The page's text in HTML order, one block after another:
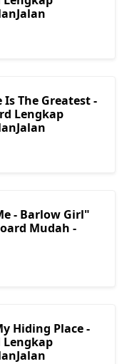
The Greatest -
Lengkap
- Barlow Girl"
Mudah -
Hiding Place -
Lengkap